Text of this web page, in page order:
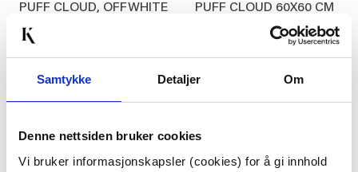
Samtykke Detaljer Om
Denne nettsiden bruker cookies
Vi bruker informasjonskapsler (cookies) for å gi innhold
PUFF CLOUD, OFFWHITE PUFF CLOUD 60X60 CM
2.599,00
70%